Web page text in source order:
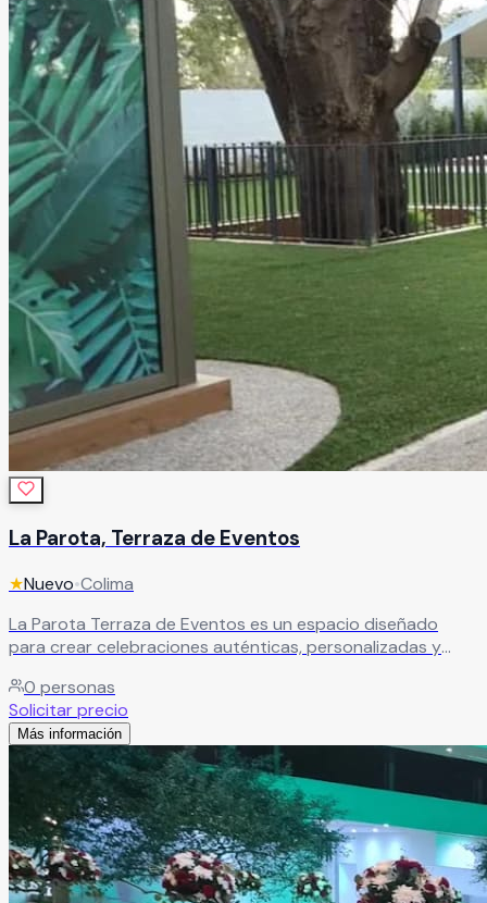
La Parota, Terraza de Eventos
★Nuevo•Colima
La Parota Terraza de Eventos es un espacio diseñado
para crear celebraciones auténticas, personalizadas y
transforma en una experiencia única, pensada para reflejar
el estilo, esencia y personalidad de cada celebración. Su
ambiente elegante y acogedor es ideal para bodas, XV
años, aniversarios, cumpleaños, reuniones familiares y
eventos sociales especiales.Leer más
0 personas
Solicitar precio
Más información